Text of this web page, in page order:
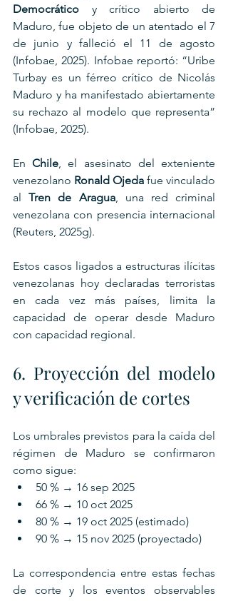
Democrático y crítico abierto de
Maduro, fue objeto de un atentado el 7
de junio y falleció el 11 de agosto
(Infobae, 2025). Infobae reportó: “Uribe
Turbay es un férreo crítico de Nicolás
Maduro y ha manifestado abiertamente
su rechazo al modelo que representa”
(Infobae, 2025).
En Chile, el asesinato del exteniente
venezolano Ronald Ojeda fue vinculado
al Tren de Aragua, una red criminal
venezolana con presencia internacional
(Reuters, 2025g).
Estos casos ligados a estructuras ilícitas
venezolanas hoy declaradas terroristas
en cada vez más países, limita la
capacidad de operar desde Maduro
con capacidad regional.
6. Proyección del modelo
y verificación de cortes
Los umbrales previstos para la caída del
régimen de Maduro se confirmaron
como sigue:
50 % → 16 sep 2025
66 % → 10 oct 2025
80 % → 19 oct 2025 (estimado)
90 % → 15 nov 2025 (proyectado)
La correspondencia entre estas fechas
de corte y los eventos observables